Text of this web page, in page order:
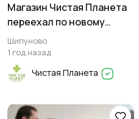
Магазин Чистая Планета
переехал по новому
адресу
Шипуново
1 год назад
Чистая Планета